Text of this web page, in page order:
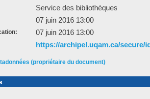
Service des bibliothèques
07 juin 2016 13:00
07 juin 2016 13:00
https://archipel.uqam.ca/secure/
(propriétaire du document)